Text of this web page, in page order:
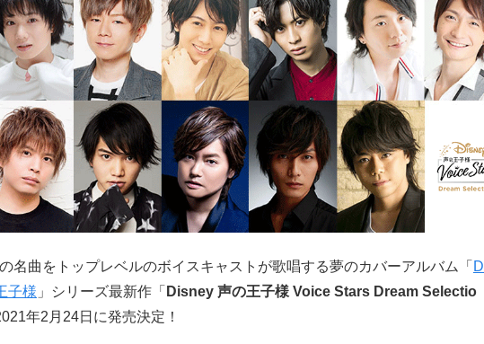
名曲をトップレベルのボイスキャストが歌唱する夢のカバーアルバム「 D
子様 」シリーズ最新作「 Disney 声の王子様 Voice Stars Dream Selectio
年2月24日に発売決定！